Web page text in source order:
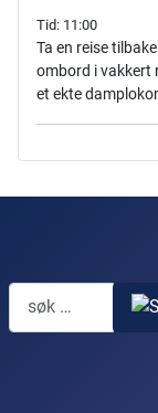
Tid: 11:00
Ta en reise
ombord i vakkert
et ekte